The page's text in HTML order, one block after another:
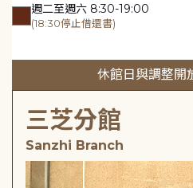
週二至週六 8:30-19:00
(18:30停止借還書)
休館日與調整開
三芝分館
Sanzhi Branch